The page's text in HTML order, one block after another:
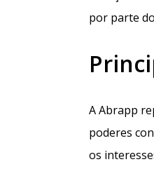
por parte
A Abrapp
poderes
os